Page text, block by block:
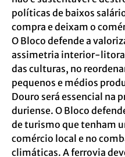
políticas de baixos
compra e deixam o
O Bloco defende a
assimetria interior-
das culturas, no
pequenos e médios
Douro será essencial na
duriense. O Bloco
de turismo que tenham
comércio local e no
climáticas. A ferrovia